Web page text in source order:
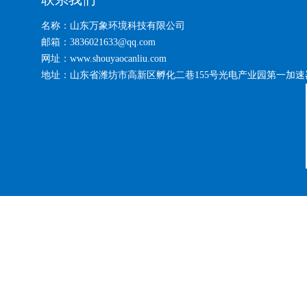
名称：山东万象环境科技有限公司
邮箱：3836021633@qq.com
网址：www.shouyaocanliu.com
地址：山东省潍坊市高新区孵化二巷155号光电产业园第一加